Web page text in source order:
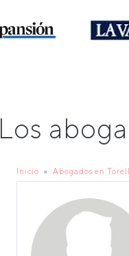
Los
Inicio Abogados en